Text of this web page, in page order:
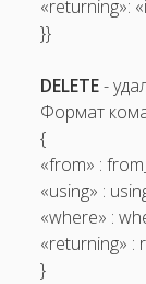
«returning»:
}}
DELETE-­
Формат
{
«from» :
«using» :
«where» :
«returning» :
}